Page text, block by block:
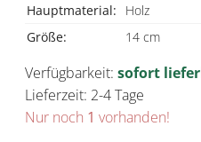
Hauptmaterial:
Holz
Größe:
14 cm
Verfügbarkeit: sofort
Lieferzeit: 2-4 Tage
Nur noch 1 vorhanden!